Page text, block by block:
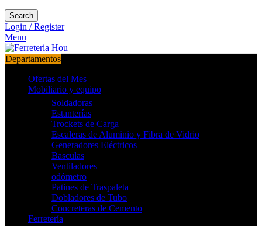
Search
Login / Register
Menu
Departamentos
Ofertas del Mes
Mobiliario y equipo
Soldadoras
Estanterías
Trockets de Carga
Escaleras de Aluminio y Fibra de Vidrio
Generadores Eléctricos
Basculas
Ventiladores
odómetro
Patines de Traspaleta
Dobladores de Tubo
Concreteras de Cemento
Ferretería